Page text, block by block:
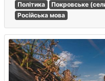
Політика
Покровське
Російська мова